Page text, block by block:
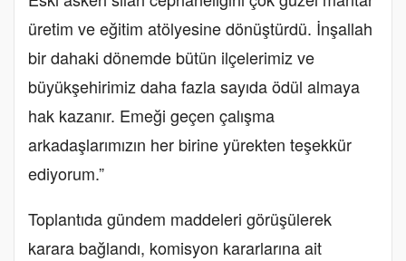
üretim ve eğitim atölyesine dönüştürdü. İnşallah
bir dahaki dönemde bütün ilçelerimiz ve
büyükşehirimiz daha fazla sayıda ödül almaya
hak kazanır. Emeği geçen çalışma
arkadaşlarımızın her birine yürekten teşekkür
ediyorum.”
Toplantıda gündem maddeleri görüşülerek
karara bağlandı, komisyon kararlarına ait